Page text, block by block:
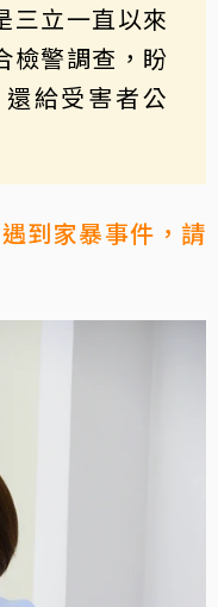
三立一直以來
檢警調查，盼
給受害者公
到家暴事件，請